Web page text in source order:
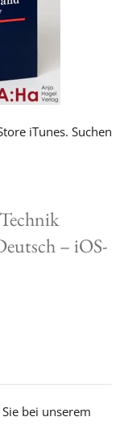
iTunes. Suchen
– iOS-
bei unserem